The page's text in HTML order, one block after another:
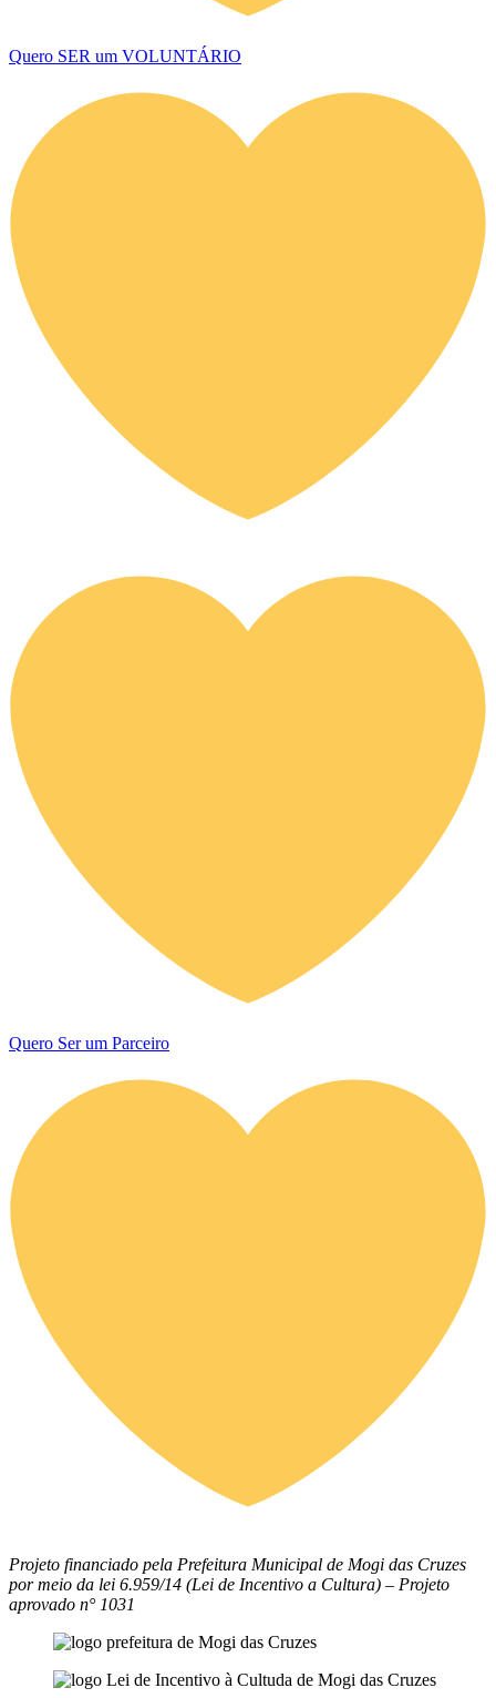
Quero SER um VOLUNTÁRIO
Quero Ser um Parceiro
Projeto financiado pela Prefeitura Municipal de Mogi das Cruzes
por meio da lei 6.959/14 (Lei de Incentivo a Cultura) – Projeto
aprovado n° 1031